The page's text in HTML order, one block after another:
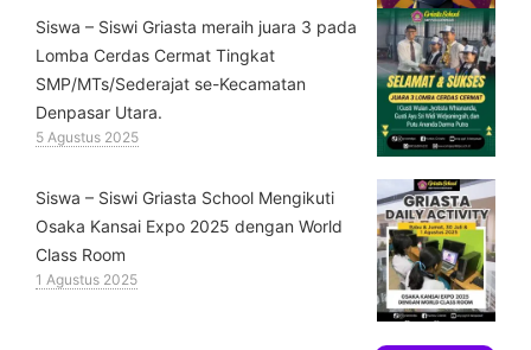
Siswa – Siswi Griasta meraih juara 3 pada
Lomba Cerdas Cermat Tingkat
SMP/MTs/Sederajat se-Kecamatan
Denpasar Utara.
5 Agustus 2025
Siswa – Siswi Griasta School Mengikuti
Osaka Kansai Expo 2025 dengan World
Class Room
1 Agustus 2025